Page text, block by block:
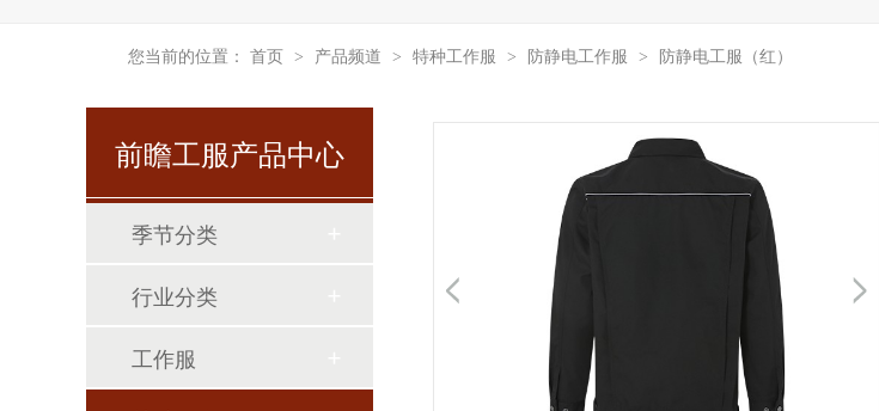
您当前的位置： 首页 > 产品频道 > 特种工作服 > 防静电工作服 > 防静电工服（红）
前瞻工服产品中心
季节分类
行业分类
工作服